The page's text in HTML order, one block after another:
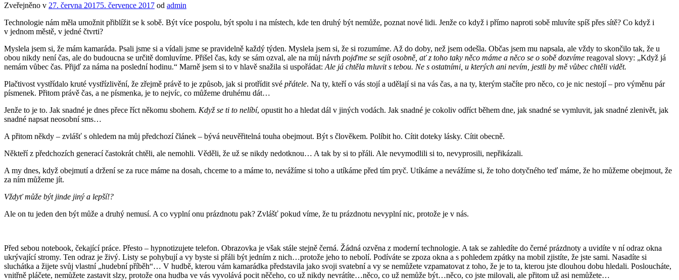
Zveřejněno v 27. června 20175. července 2017 od admin
Technologie nám měla umožnit přiblížit se k sobě. Být více pospolu, být spolu i na místech, kde ten druhý být nemůže, poznat nové lidi. Jenže co když i přímo naproti sobě mluvíte spíš přes sítě? Co když i
v jednom městě, v jedné čtvrti?
Myslela jsem si, že mám kamaráda. Psali jsme si a vídali jsme se pravidelně každý týden. Myslela jsem si, že si rozumíme. Až do doby, než jsem odešla. Občas jsem mu napsala, ale vždy to skončilo tak, že u
obou nikdy není čas, ale do budoucna se určitě domluvíme. Přišel čas, kdy se sám ozval, ale na můj návrh pojďme se sejít osobně, ať z toho taky něco máme a něco se o sobě dozvíme reagoval slovy: „Když já
nemám vůbec čas. Přijď za náma na poslední hodinu.“ Marně jsem si to v hlavě snažila si uspořádat: Ale já chtěla mluvit s tebou. Ne s ostatními, u kterých ani nevím, jestli by mě vůbec chtěli vidět.
Plačtivost vystřídalo kruté vystřízlivění, že zřejmě právě to je způsob, jak si protřídit své přátele. Na ty, kteří o vás stojí a udělají si na vás čas, a na ty, kterým stačíte pro něco, co je nic nestojí – pro výměnu pár
písmenek. Přitom právě čas, a ne písmenka, je to nejvíc, co můžeme druhému dát…
Jenže to je to. Jak snadné je dnes přece říct někomu sbohem. Když se ti to nelíbí, opustit ho a hledat dál v jiných vodách. Jak snadné je cokoliv odříct během dne, jak snadné se vymluvit, jak snadné zlenivět, jak
snadné napsat neosobní sms…
A přitom někdy – zvlášť s ohledem na můj předchozí článek – bývá neuvěřitelná touha obejmout. Být s člověkem. Políbit ho. Cítit doteky lásky. Cítit obecně.
Někteří z předchozích generací častokrát chtěli, ale nemohli. Věděli, že už se nikdy nedotknou… A tak by si to přáli. Ale nevymodlili si to, nevyprosili, nepřikázali.
A my dnes, když obejmutí a držení se za ruce máme na dosah, chceme to a máme to, nevážíme si toho a utíkáme před tím pryč. Utíkáme a nevážíme si, že toho dotyčného teď máme, že ho můžeme obejmout, že
za ním můžeme jít.
Vždyť může být jinde jiný a lepší!?
Ale on tu jeden den být může a druhý nemusí. A co vyplní onu prázdnotu pak? Zvlášť pokud víme, že tu prázdnotu nevyplní nic, protože je v nás.
Před sebou notebook, čekající práce. Přesto – hypnotizujete telefon. Obrazovka je však stále stejně černá. Žádná ozvěna z moderní technologie. A tak se zahledíte do černé prázdnoty a uvidíte v ní odraz okna
ukrývající stromy. Ten odraz je živý. Listy se pohybují a vy byste si přáli být jedním z nich…protože jeho to nebolí. Podíváte se zpoza okna a s pohledem zpátky na mobil zjistíte, že jste sami. Nasadíte si
sluchátka a žijete svůj vlastní „hudební příběh“… V hudbě, kterou vám kamarádka představila jako svoji svatební a vy se nemůžete vzpamatovat z toho, že je to ta, kterou jste dlouhou dobu hledali. Posloucháte,
vnitřně pláčete, nemůžete zastavit slzy, protože ona hudba ve vás vyvolává pocit něčeho, co už nikdy nevrátíte…něco, co už nemůže být…něco, co jste milovali, ale přitom už asi nemůžete…